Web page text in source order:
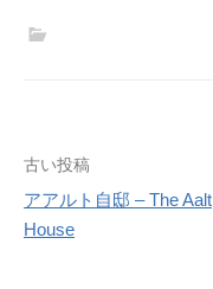
投
稿
古い投稿
アアルト自邸 – The Aalt
House